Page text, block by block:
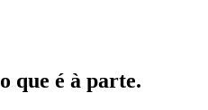
o que é à parte.